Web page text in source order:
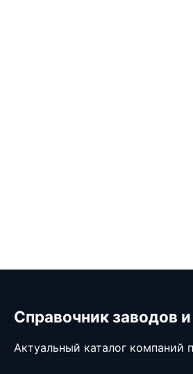
Справочник заводов
Актуальный каталог компаний